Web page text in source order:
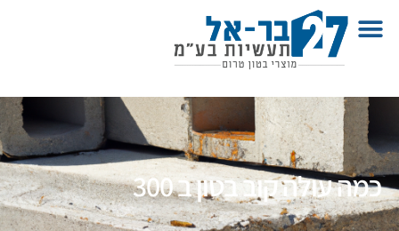
כמה עולה קוב בטון ב 300